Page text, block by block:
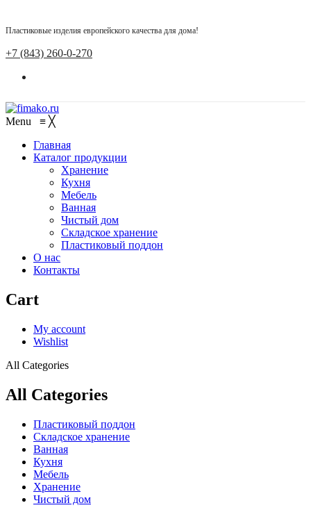
Пластиковые изделия европейского качества для дома!
+7 (843) 260-0-270
Menu ≡ ╳
Главная
Каталог продукции
Хранение
Кухня
Мебель
Ванная
Чистый дом
Складское хранение
Пластиковый поддон
О нас
Контакты
Cart
My account
Wishlist
All Categories
All Categories
Пластиковый поддон
Складское хранение
Ванная
Кухня
Мебель
Хранение
Чистый дом